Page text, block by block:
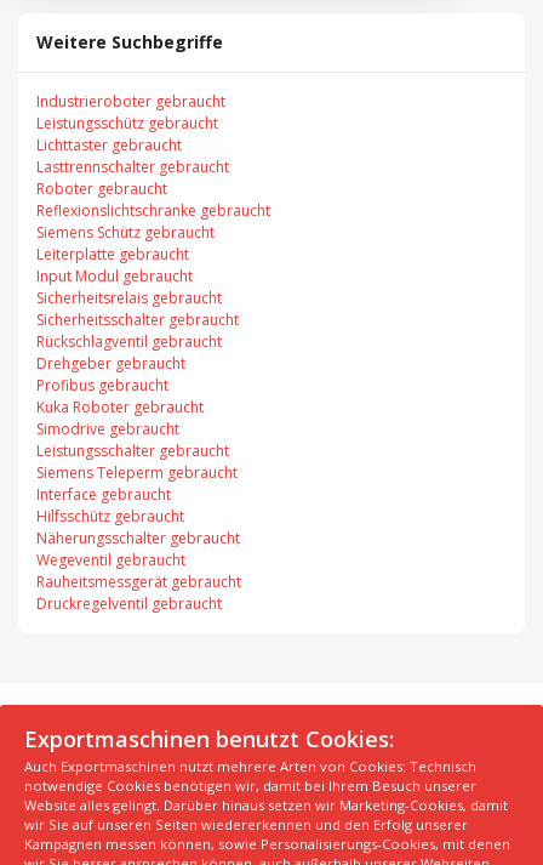
Weitere Suchbegriffe
Industrieroboter gebraucht
Leistungsschütz gebraucht
Lichttaster gebraucht
Lasttrennschalter gebraucht
Roboter gebraucht
Reflexionslichtschranke gebraucht
Siemens Schütz gebraucht
Leiterplatte gebraucht
Input Modul gebraucht
Sicherheitsrelais gebraucht
Sicherheitsschalter gebraucht
Rückschlagventil gebraucht
Drehgeber gebraucht
Profibus gebraucht
Kuka Roboter gebraucht
Simodrive gebraucht
Leistungsschalter gebraucht
Siemens Teleperm gebraucht
Interface gebraucht
Hilfsschütz gebraucht
Näherungsschalter gebraucht
Wegeventil gebraucht
Rauheitsmessgerät gebraucht
Druckregelventil gebraucht
© 2026 Exportmaschinen.de
Über uns
AGB Datenschutzerklärung
FAQ
Impressum
Hersteller
Unsere Top Maschinen #1
Unsere Top Maschinen #2
Unsere Top Maschinen #3
Exportmaschinen benutzt Cookies:
Auch Exportmaschinen nutzt mehrere Arten von Cookies: Technisch
notwendige Cookies benötigen wir, damit bei Ihrem Besuch unserer
Website alles gelingt. Darüber hinaus setzen wir Marketing-Cookies, damit
wir Sie auf unseren Seiten wiedererkennen und den Erfolg unserer
Kampagnen messen können, sowie Personalisierungs-Cookies, mit denen